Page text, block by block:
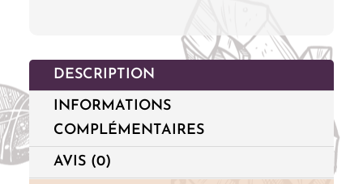
DESCRIPTION
INFORMATIONS
COMPLÉMENTAIRES
AVIS (0)